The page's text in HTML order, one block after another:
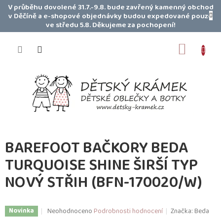
PřejítV průběhu dovolené 31.7.-9.8. bude zavřený kamenný obchod
v Děčíně a e-shopové objednávky budou expedované pouze
ve středu 5.8. Děkujeme za pochopení!
BAREFOOT BAČKORY BEDA
TURQUOISE SHINE ŠIRŠÍ TYP
NOVÝ STŘIH (BFN-170020/W)
Novinka
Průměrné
NeohodnocenoPodrobnosti hodnocení Značka: Beda